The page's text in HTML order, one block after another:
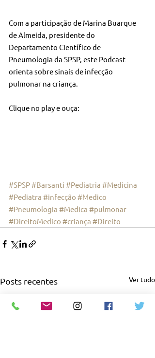
Com a participação de Marina Buarque
de Almeida, presidente do
Departamento Científico de
Pneumologia da SPSP, este Podcast
orienta sobre sinais de infecção
pulmonar na criança.
Clique no play e ouça:
#SPSP#Barsanti #Pediatria #Medicina
#Pediatra #infecção #Medico
#Pneumologia #Medica #pulmonar
#DireitoMedico #criança #Direito
Posts recentes Ver tudo